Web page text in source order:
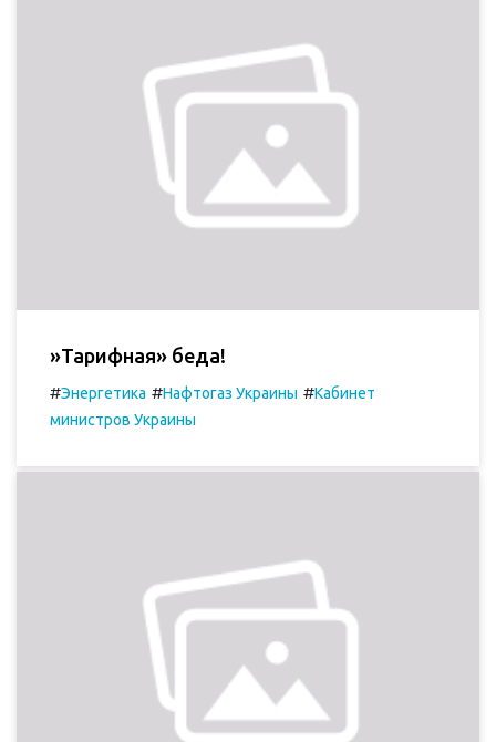
»Тарифная» беда!
#Энергетика #Нафтогаз Украины #Кабинет
министров Украины